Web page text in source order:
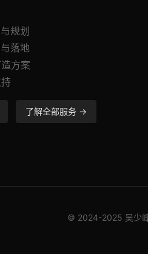
规划
落地
方案
了解全部服务 →
© 2024-2025 吴少